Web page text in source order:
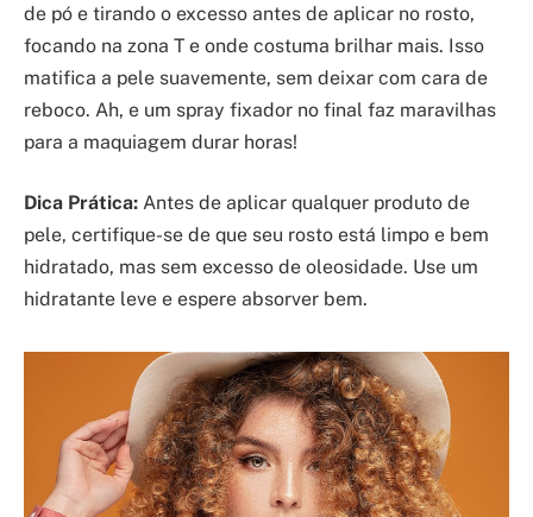
de pó e tirando o excesso antes de aplicar no rosto,
focando na zona T e onde costuma brilhar mais. Isso
matifica a pele suavemente, sem deixar com cara de
reboco. Ah, e um spray fixador no final faz maravilhas
para a maquiagem durar horas!
Dica Prática: Antes de aplicar qualquer produto de
pele, certifique-se de que seu rosto está limpo e bem
hidratado, mas sem excesso de oleosidade. Use um
hidratante leve e espere absorver bem.